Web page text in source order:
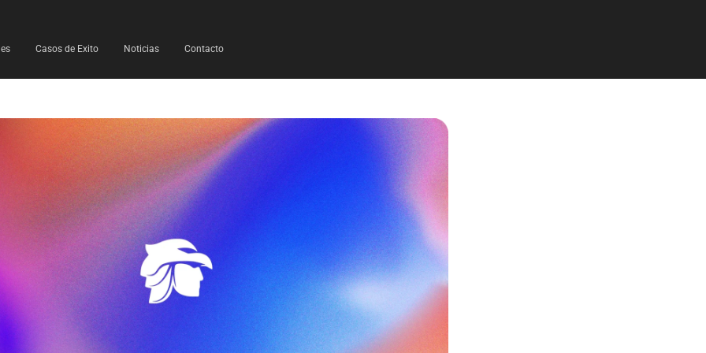
Casos de Exito Noticias Contacto